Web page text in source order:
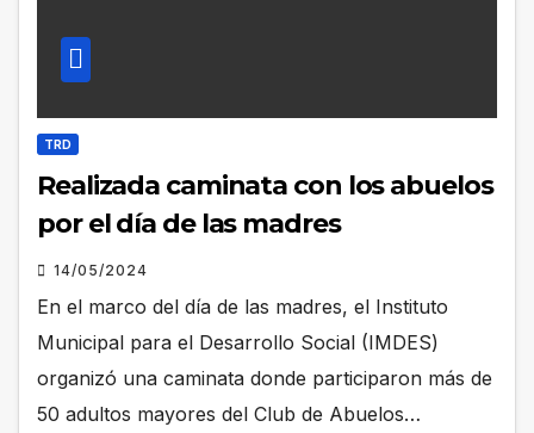
TRD
Realizada caminata con los abuelos
por el día de las madres
14/05/2024
En el marco del día de las madres, el Instituto
Municipal para el Desarrollo Social (IMDES)
organizó una caminata donde participaron más de
50 adultos mayores del Club de Abuelos…